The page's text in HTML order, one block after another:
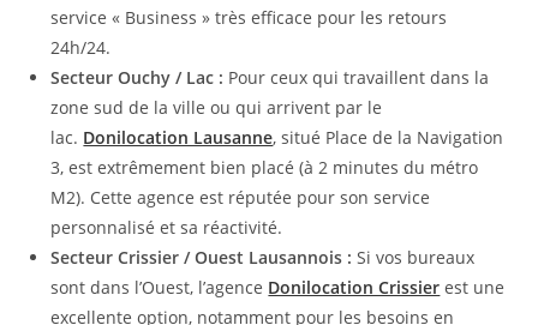
service « Business » très efficace pour les retours
24h/24.
Secteur Ouchy / Lac : Pour ceux qui travaillent dans la
zone sud de la ville ou qui arrivent par le
lac. Donilocation Lausanne, situé Place de la Navigation
3, est extrêmement bien placé (à 2 minutes du métro
M2). Cette agence est réputée pour son service
personnalisé et sa réactivité.
Secteur Crissier / Ouest Lausannois : Si vos bureaux
sont dans l’Ouest, l’agence Donilocation Crissier est une
excellente option, notamment pour les besoins en